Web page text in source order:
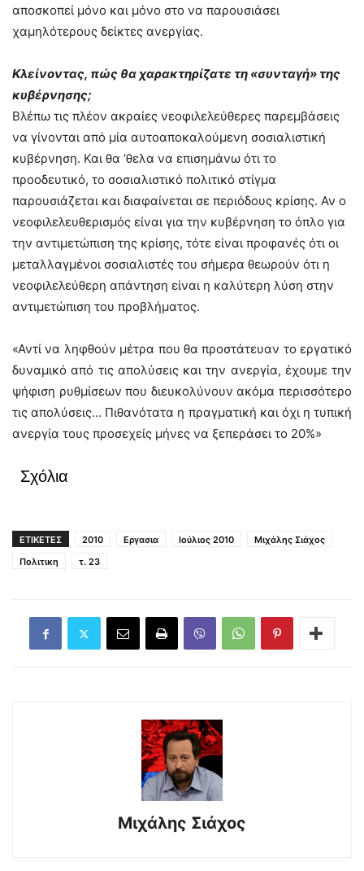
αποσκοπεί μόνο και μόνο στο να παρουσιάσει
χαμηλότερους δείκτες ανεργίας.
Κλείνοντας, πώς θα χαρακτηρίζατε τη «συνταγή» της
κυβέρνησης;
Βλέπω τις πλέον ακραίες νεοφιλελεύθερες παρεμβάσεις
να γίνονται από μία αυτοαποκαλούμενη σοσιαλιστική
κυβέρνηση. Και θα ‘θελα να επισημάνω ότι το
προοδευτικό, το σοσιαλιστικό πολιτικό στίγμα
παρουσιάζεται και διαφαίνεται σε περιόδους κρίσης. Αν ο
νεοφιλελευθερισμός είναι για την κυβέρνηση το όπλο για
την αντιμετώπιση της κρίσης, τότε είναι προφανές ότι οι
μεταλλαγμένοι σοσιαλιστές του σήμερα θεωρούν ότι η
νεοφιλελεύθερη απάντηση είναι η καλύτερη λύση στην
αντιμετώπιση του προβλήματος.
«Αντί να ληφθούν μέτρα που θα προστάτευαν το εργατικό
δυναμικό από τις απολύσεις και την ανεργία, έχουμε την
ψήφιση ρυθμίσεων που διευκολύνουν ακόμα περισσότερο
τις απολύσεις… Πιθανότατα η πραγματική και όχι η τυπική
ανεργία τους προσεχείς μήνες να ξεπεράσει το 20%»
Σχόλια
ΕΤΙΚΕΤΕΣ 2010 Εργασια Ιούλιος 2010
Μιχάλης Σιάχος
Πολιτικη
τ. 23
Μιχάλης Σιάχος